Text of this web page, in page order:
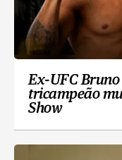
Ex-UFC
tricampeão
Show